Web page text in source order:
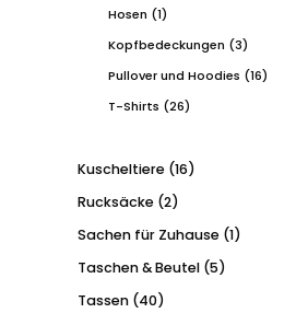
Hosen (1)
Kopfbedeckungen (3)
Pullover und Hoodies (16)
T-Shirts (26)
Kuscheltiere (16)
Rucksäcke (2)
Sachen für Zuhause (1)
Taschen & Beutel (5)
Tassen (40)